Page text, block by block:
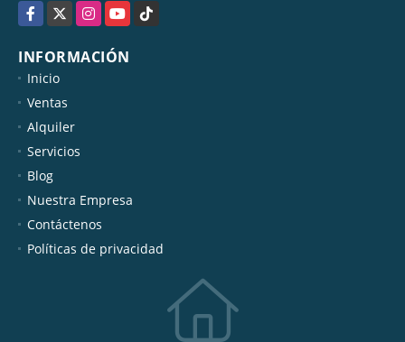
Facebook
X InstagramYouTubeTikTok
INFORMACIÓN
Inicio
Ventas
Alquiler
Servicios
Blog
Nuestra Empresa
Contáctenos
Políticas de privacidad